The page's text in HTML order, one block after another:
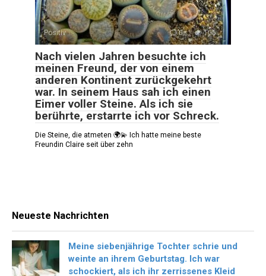
Positiv 0 105
Nach vielen Jahren besuchte ich
meinen Freund, der von einem
anderen Kontinent zurückgekehrt
war. In seinem Haus sah ich einen
Eimer voller Steine. Als ich sie
berührte, erstarrte ich vor Schreck.
Die Steine, die atmeten 🌍💫 Ich hatte meine beste
Freundin Claire seit über zehn
Neueste Nachrichten
Meine siebenjährige Tochter schrie und
weinte an ihrem Geburtstag. Ich war
schockiert, als ich ihr zerrissenes Kleid